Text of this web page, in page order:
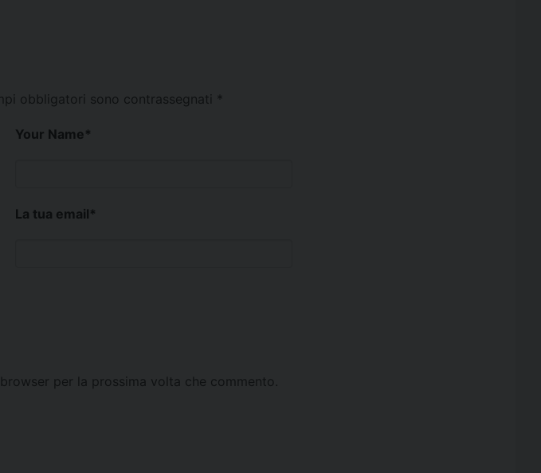
obbligatori sono contrassegnati *
Your Name*
La tua email*
per la prossima volta che commento.